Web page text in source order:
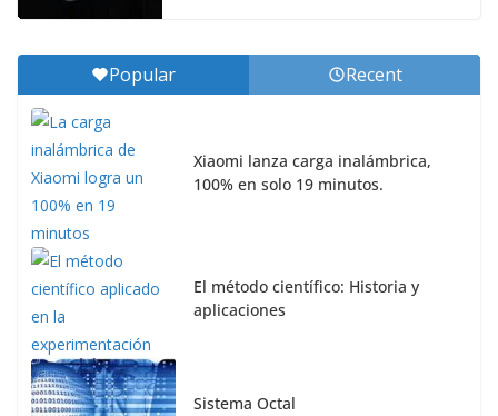
Popular Recent
Xiaomi lanza carga inalámbrica,
100% en solo 19 minutos.
El método científico: Historia y
aplicaciones
Sistema Octal